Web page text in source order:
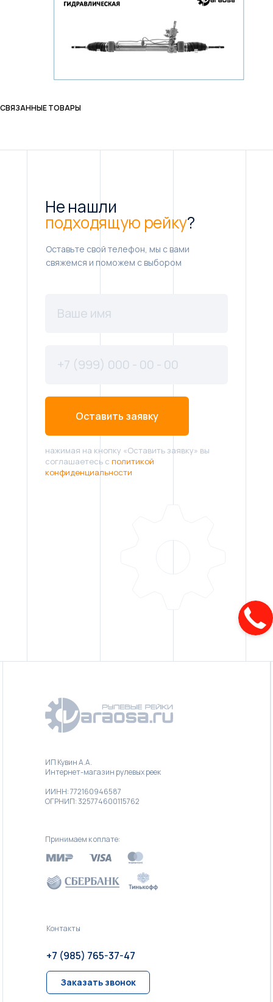
СВЯЗАННЫЕ ТОВАРЫ
Не нашли
подходящую рейку?
Оставьте свой телефон, мы с вами
свяжемся и поможем с выбором
Оставить заявку
нажимая на кнопку «Оставить заявку» вы
соглашаетесь с политикой
конфиденциальности
Принимаем к оплате:
Контакты
ИП Кувин А.А.
Интернет-магазин рулевых реек
ИИНН: 772160946587
ОГРНИП: 325774600115762
+7 (985) 765-37-47
Заказать звонок